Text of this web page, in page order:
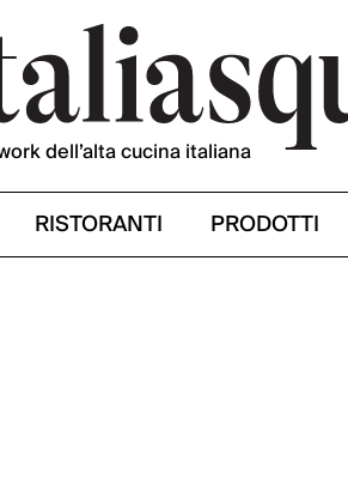
dell’alta cucina italiana
RISTORANTI PRODOTTI